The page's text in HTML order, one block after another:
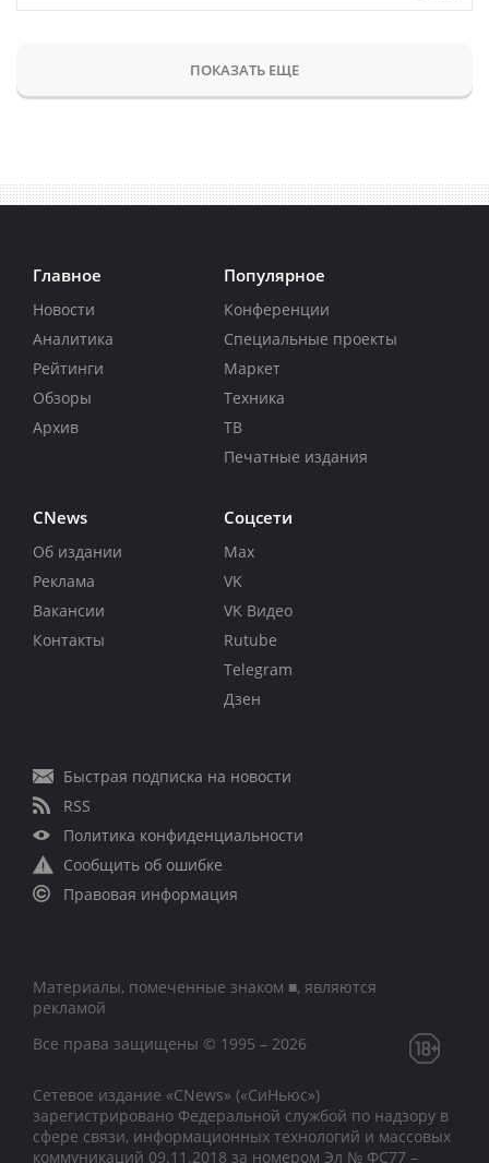
ПОКАЗАТЬ ЕЩЕ
Главное
Новости
Аналитика
Рейтинги
Обзоры
Архив
Популярное
Конференции
Специальные проекты
Маркет
Техника
ТВ
Печатные издания
CNews
Об издании
Реклама
Вакансии
Контакты
Соцсети
Max
VK
VK Видео
Rutube
Telegram
Дзен
Быстрая подписка на новости
RSS
Политика конфиденциальности
Сообщить об ошибке
Правовая информация
Материалы, помеченные знаком ■, являются
рекламой
Все права защищены © 1995 – 2026
Сетевое издание «CNews» («СиНьюс»)
зарегистрировано Федеральной службой по надзору в
сфере связи, информационных технологий и массовых
коммуникаций 09.11.2018 за номером Эл № ФС77 –